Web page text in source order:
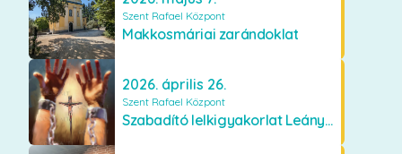
Szent Rafael Központ
Makkosmáriai zarándoklat
2026. április 26.
Szent Rafael Központ
Szabadító lelkigyakorlat Leányfalun